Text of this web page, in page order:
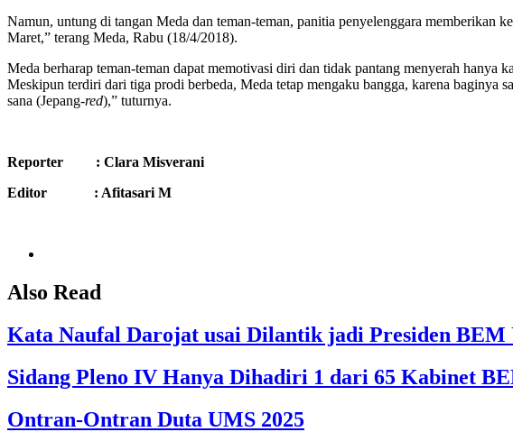
Namun, untung di tangan Meda dan teman-teman, panitia penyelenggara memberikan
Maret,” terang Meda, Rabu (18/4/2018).
Meda berharap teman-teman dapat memotivasi diri dan tidak pantang menyerah
Meskipun terdiri dari tiga prodi berbeda, Meda tetap mengaku bangga, karena baginya
sana (Jepang-red),” tuturnya.
Reporter : Clara Misverani
Editor : Afitasari M
Also Read
Kata Naufal Darojat usai Dilantik jadi Presiden BEM
Sidang Pleno IV Hanya Dihadiri 1 dari 65 Kabinet
Ontran-Ontran Duta UMS 2025